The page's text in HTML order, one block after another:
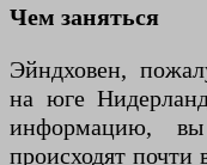
Чем заняться
Эйндховен,
на юге
информацию,
происходят